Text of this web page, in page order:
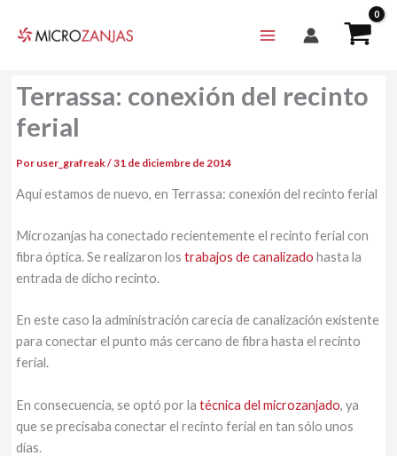
Terrassa: conexión del recinto
ferial
Por user_grafreak/31 de diciembre de 2014
Aquí estamos de nuevo, en Terrassa: conexión del recinto ferial
Microzanjas ha conectado recientemente el recinto ferial con
fibra óptica. Se realizaron los trabajos de canalizado hasta la
entrada de dicho recinto.
En este caso la administración carecía de canalización existente
para conectar el punto más cercano de fibra hasta el recinto
ferial.
En consecuencia, se optó por la técnica del microzanjado, ya
que se precisaba conectar el recinto ferial en tan sólo unos
días.